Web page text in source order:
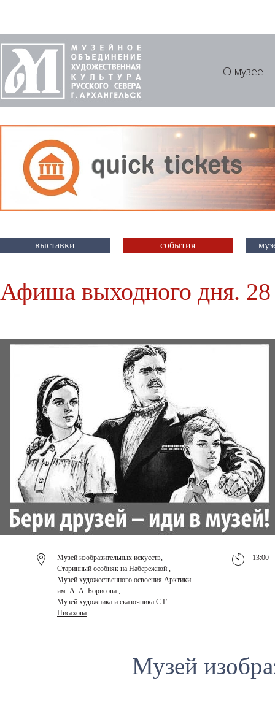
О музее
выставки события
Афиша выходного дня. 28
Музей изобразительных искусств,
Старинный особняк на Набережной ,
Музей художественного освоения Арктики
им. А. А. Борисова ,
Музей художника и сказочника С.Г.
Писахова
13:00
Музей